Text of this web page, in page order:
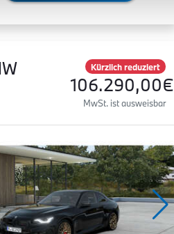
Kürzlich reduziert
106.290,00€
MwSt. ist ausweisbar